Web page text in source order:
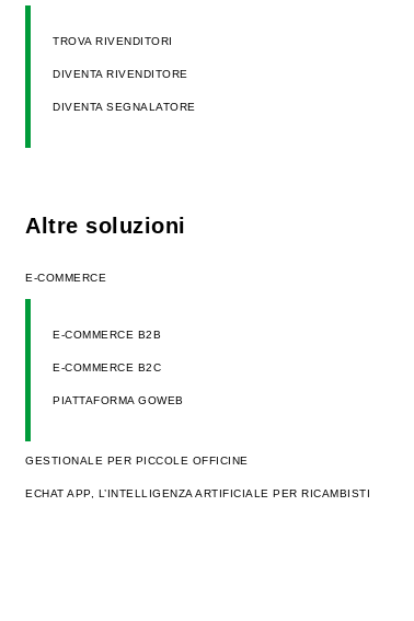
TROVA RIVENDITORI
DIVENTA RIVENDITORE
DIVENTA SEGNALATORE
Altre soluzioni
E-COMMERCE
E-COMMERCE B2B
E-COMMERCE B2C
PIATTAFORMA GOWEB
GESTIONALE PER PICCOLE OFFICINE
ECHAT APP, L’INTELLIGENZA ARTIFICIALE PER RICAMBISTI